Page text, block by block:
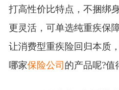
打高性价比特点，不捆绑
更灵活，可单选纯重疾保
让消费型重疾险回归本质
哪家保险公司 的产品呢?值